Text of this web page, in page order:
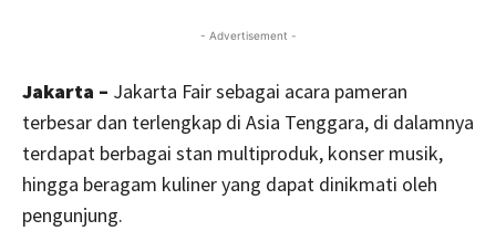
- Advertisement -
Jakarta – Jakarta Fair sebagai acara pameran
terbesar dan terlengkap di Asia Tenggara, di dalamnya
terdapat berbagai stan multiproduk, konser musik,
hingga beragam kuliner yang dapat dinikmati oleh
pengunjung.